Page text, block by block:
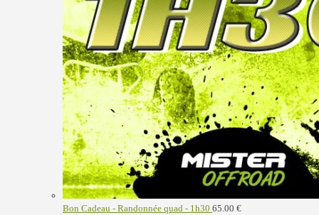
Bon Cadeau - Randonnée quad - 1h30 65.00 €